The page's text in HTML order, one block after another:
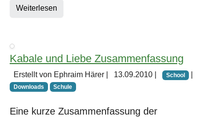
Weiterlesen
Kabale und Liebe Zusammenfassung
Erstellt von Ephraim Härer | 13.09.2010 School |
Downloads Schule
Eine kurze Zusammenfassung der